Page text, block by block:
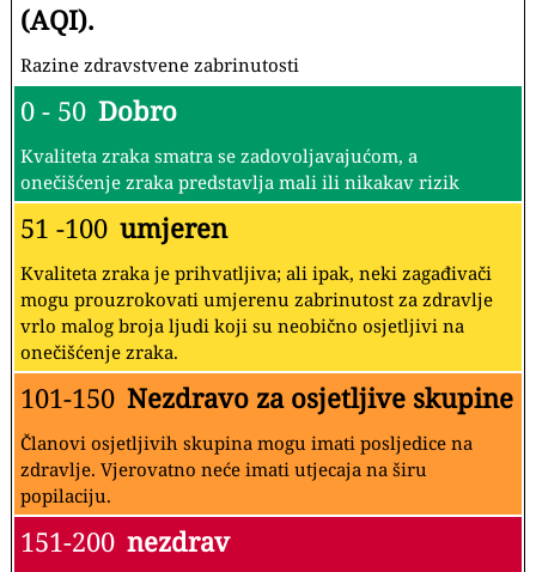
(AQI).
Razine zdravstvene zabrinutosti
0 - 50 Dobro
Kvaliteta zraka smatra se zadovoljavajućom, a
onečišćenje zraka predstavlja mali ili nikakav rizik
51 -100 umjeren
Kvaliteta zraka je prihvatljiva; ali ipak, neki zagađivači
mogu prouzrokovati umjerenu zabrinutost za zdravlje
vrlo malog broja ljudi koji su neobično osjetljivi na
onečišćenje zraka.
101-150 Nezdravo za osjetljive skupine
Članovi osjetljivih skupina mogu imati posljedice na
zdravlje. Vjerovatno neće imati utjecaja na širu
popilaciju.
151-200 nezdrav